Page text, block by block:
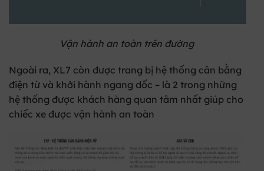
Vận hành an toàn trên đường
Ngoài ra, XL7 còn được trang bị hệ thống cân bằng
điện từ và khởi hành ngang dốc – là 2 trong những
hệ thống được khách hàng quan tâm nhất giúp cho
chiếc xe được vận hành an toàn